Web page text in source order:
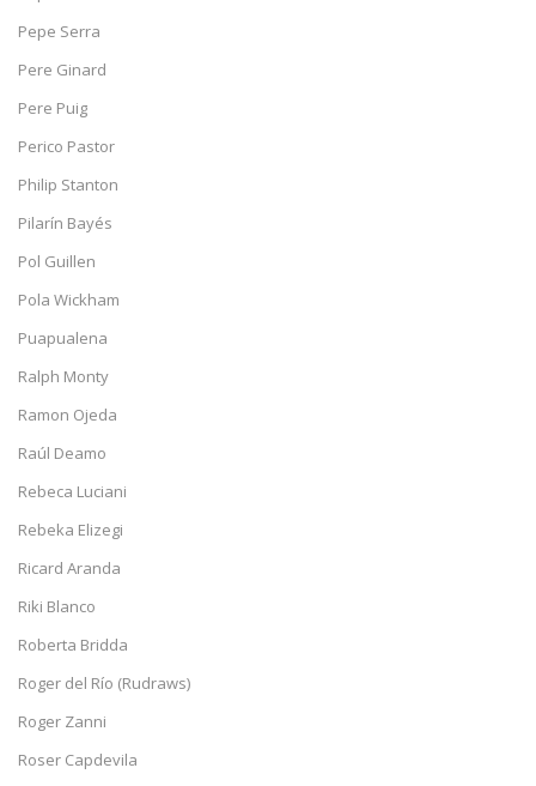
Pepe Serra
Pere Ginard
Pere Puig
Perico Pastor
Philip Stanton
Pilarín Bayés
Pol Guillen
Pola Wickham
Puapualena
Ralph Monty
Ramon Ojeda
Raúl Deamo
Rebeca Luciani
Rebeka Elizegi
Ricard Aranda
Riki Blanco
Roberta Bridda
Roger del Río (Rudraws)
Roger Zanni
Roser Capdevila